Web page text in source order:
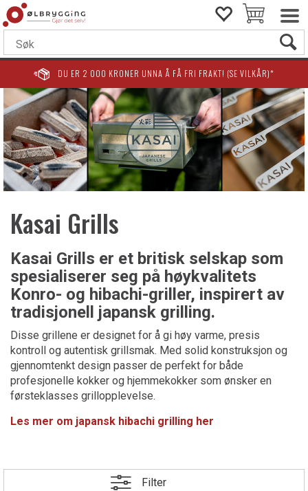
DU ER 2 000 KRONER UNNA Å FÅ FRI FRAKT! (SE VILKÅR)*
Kasai Grills
Kasai Grills er et britisk selskap som
spesialiserer seg på høykvalitets
Konro- og hibachi-griller, inspirert av
tradisjonell japansk grilling.
Disse grillene er designet for å gi høy varme, presis
kontroll og autentisk grillsmak. Med solid konstruksjon og
gjennomtenkt design passer de perfekt for både
profesjonelle kokker og hjemmekokker som ønsker en
førsteklasses grillopplevelse.
Les mer om japansk hibachi grilling her
Filter